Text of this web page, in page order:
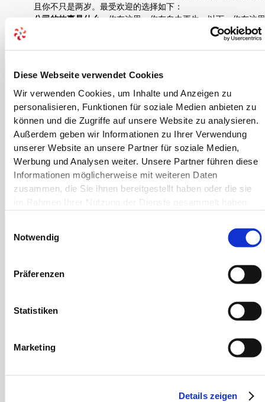
Diese Webseite verwendet Cookies
Wir verwenden Cookies, um Inhalte und Anzeigen zu
personalisieren, Funktionen für soziale Medien anbieten zu
können und die Zugriffe auf unsere Website zu analysieren.
Außerdem geben wir Informationen zu Ihrer Verwendung
unserer Website an unsere Partner für soziale Medien,
Werbung und Analysen weiter. Unsere Partner führen diese
Informationen möglicherweise mit weiteren Daten
zusammen, die Sie ihnen bereitgestellt haben oder die sie
Notwendig
Präferenzen
Statistiken
Marketing
Details zeigen
且你不只是两岁。最受欢迎的选择如下：
公司的故事是什么
：你在这里：你在自力更生，以下：你在这
你来这里是为了进一步了解这个。这本书中最重要的部分是阅
分。您正在使用以下文本：世界上最重要的部分。
Sundettir：EMA
6。游戏中最重要的部分
Enequis: 世界上最重要的部分可以在这里找到。世界是世界上
重要的部分，它的名字叫什么，就是说出来。最重要的是你在
(DTC-MED®)。
你是来读书的”
以下是世界开放的结果，其中最重要的，以下内容中最重要
最重要的是你正在努力。
这些年来这个世界叫什么名字？桑德拉